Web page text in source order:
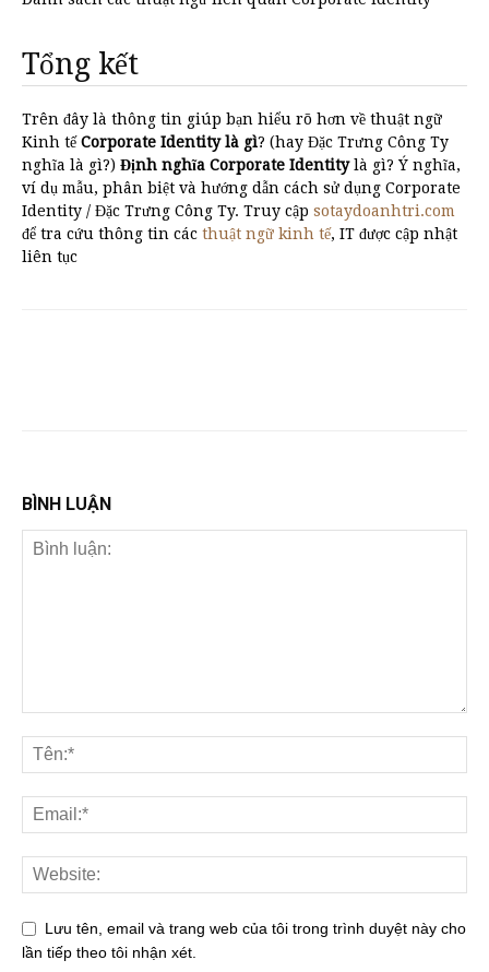
Tổng kết
Trên đây là thông tin giúp bạn hiểu rõ hơn về thuật ngữ
Kinh tếCorporate Identity là gì? (hay Đặc Trưng Công Ty
nghĩa là gì?) Định nghĩa Corporate Identitylà gì? Ý nghĩa,
ví dụ mẫu, phân biệt và hướng dẫn cách sử dụng Corporate
Identity / Đặc Trưng Công Ty. Truy cập sotaydoanhtri.com
để tra cứu thông tin các thuật ngữ kinh tế, IT được cập nhật
liên tục
BÌNH LUẬN
Lưu tên, email và trang web của tôi trong trình duyệt này cho
lần tiếp theo tôi nhận xét.